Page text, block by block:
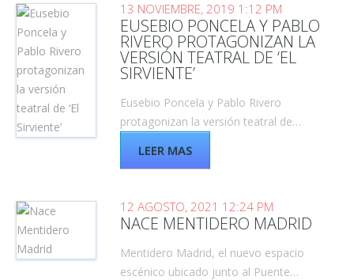
13 NOVIEMBRE, 2019 1:12 PM
EUSEBIO PONCELA Y PABLO
RIVERO PROTAGONIZAN LA
VERSIÓN TEATRAL DE ‘EL
SIRVIENTE’
Eusebio Poncela y Pablo Rivero
protagonizan la versión teatral de…
LEER MAS
12 AGOSTO, 2021 12:24 PM
NACE MENTIDERO MADRID
Mentidero Madrid, el nuevo espacio
escénico ubicado junto al Puente…